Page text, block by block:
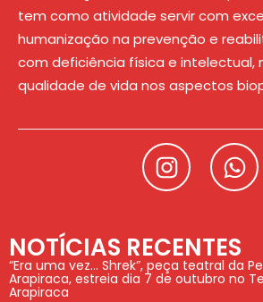
tem como atividade servir com
humanização na prevenção e
com deficiência física e intelectual,
qualidade de vida nos aspectos
NOTÍCIAS RECENTES
“Era uma vez… Shrek”, peça teatral da
Arapiraca, estreia dia 7 de outubro no
Arapiraca